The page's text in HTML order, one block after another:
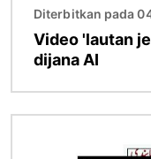
Diterbitkan pada
Video 'lautan
dijana AI